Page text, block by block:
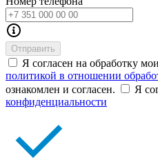
Отправить
Я согласен на обработку
политикой в отношении
ознакомлен и согласен.
Я
конфиденциальности